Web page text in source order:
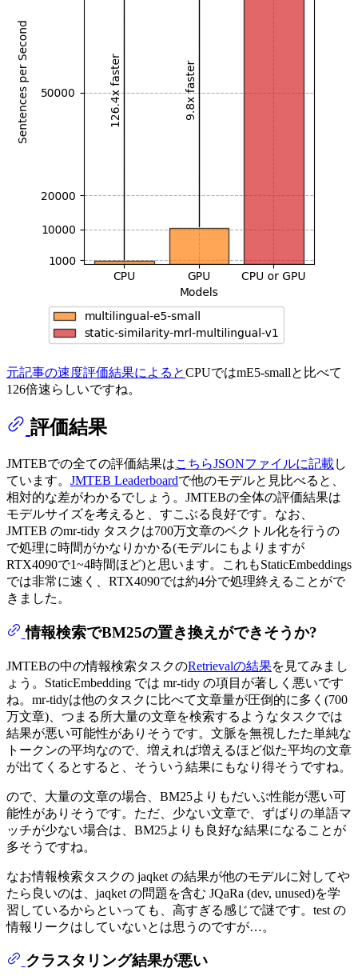
元記事の速度評価結果によるとCPUではmE5-smallと比べて
126倍速らしいですね。
評価結果
JMTEBでの全ての評価結果はこちらJSONファイルに記載し
ています。 JMTEB Leaderboardで他のモデルと見比べると、
相対的な差がわかるでしょう。JMTEBの全体の評価結果は
モデルサイズを考えると、すこぶる良好です。なお、
JMTEB のmr-tidy タスクは700万文章のベクトル化を行うの
で処理に時間がかなりかかる(モデルにもよりますが
RTX4090で1~4時間ほど)と思います。これもStaticEmbeddings
では非常に速く、RTX4090では約4分で処理終えることがで
きました。
情報検索でBM25の置き換えができそうか?
JMTEBの中の情報検索タスクのRetrievalの結果を見てみまし
ょう。StaticEmbedding では mr-tidy の項目が著しく悪いです
ね。mr-tidyは他のタスクに比べて文章量が圧倒的に多く(700
万文章)、つまる所大量の文章を検索するようなタスクでは
結果が悪い可能性がありそうです。文脈を無視したた単純な
トークンの平均なので、増えれば増えるほど似た平均の文章
が出てくるとすると、そういう結果にもなり得そうですね。
ので、大量の文章の場合、BM25よりもだいぶ性能が悪い可
能性がありそうです。ただ、少ない文章で、ずばりの単語マ
ッチが少ない場合は、BM25よりも良好な結果になることが
多そうですね。
なお情報検索タスクの jaqket の結果が他のモデルに対してや
たら良いのは、jaqket の問題を含む JQaRa (dev, unused)を学
習しているからといっても、高すぎる感じで謎です。test の
情報リークはしていないとは思うのですが…。
クラスタリング結果が悪い